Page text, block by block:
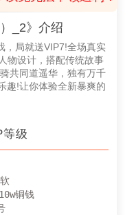
_2》介绍
，局就送VIP7!全场真实
物设计，搭配传统故事
共同道遥华，独有万千
趣!让你体验全新暴爽的
等级
铜钱